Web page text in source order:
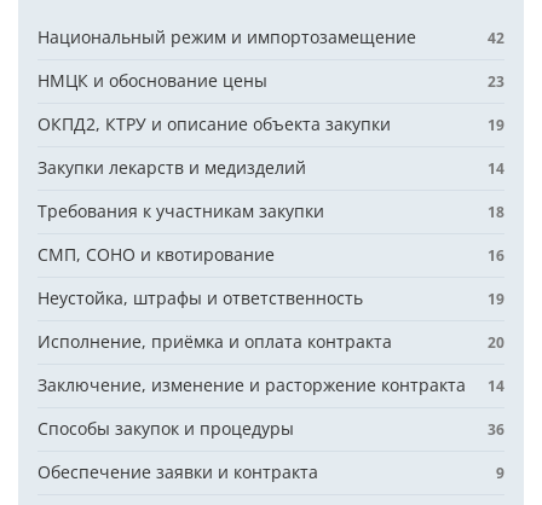
Национальный режим и импортозамещение 42
НМЦК и обоснование цены 23
ОКПД2, КТРУ и описание объекта закупки 19
Закупки лекарств и медизделий 14
Требования к участникам закупки 18
СМП, СОНО и квотирование 16
Неустойка, штрафы и ответственность 19
Исполнение, приёмка и оплата контракта 20
Заключение, изменение и расторжение контракта 14
Способы закупок и процедуры 36
Обеспечение заявки и контракта 9